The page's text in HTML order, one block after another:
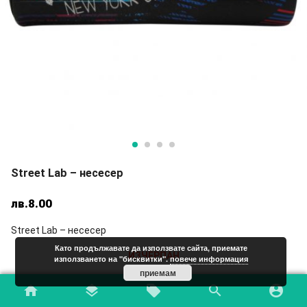
home layers local_offer search account_circle
Street Lab – несесер
лв.8.00
Street Lab – несесер
ИЗЧЕРПАН
Add to Wishlist
Като продължавате да използвате сайта, приемате
използването на "бисквитки".повече информация
приемам